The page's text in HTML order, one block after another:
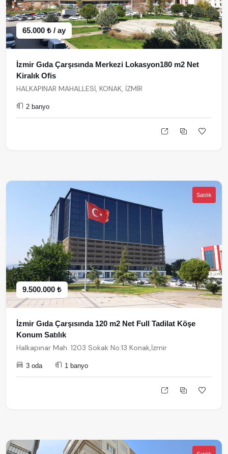
65.000 ₺ / ay
İzmir Gıda Çarşısında Merkezi Lokasyon180 m2 Net
Kiralık Ofis
HALKAPINAR MAHALLESİ, KONAK, İZMİR
2 banyo
Satılık
9.500.000 ₺
İzmir Gıda Çarşısında 120 m2 Net Full Tadilat Köşe
Konum Satılık
Halkapınar Mah. 1203 Sokak No:13 Konak,İzmir
3 oda 1 banyo